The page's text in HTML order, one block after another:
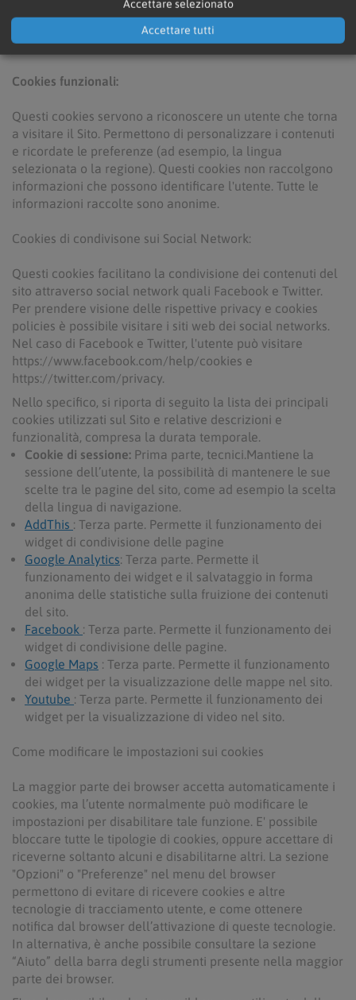
protette del Sito. Questi cookies non raccolgono
informazioni per scopi di marketing e non possono essere
disattivati.
Cookies funzionali:
Questi cookies servono a riconoscere un utente che torna
a visitare il Sito. Permettono di personalizzare i contenuti
e ricordate le preferenze (ad esempio, la lingua
selezionata o la regione). Questi cookies non raccolgono
informazioni che possono identificare l'utente. Tutte le
informazioni raccolte sono anonime.
Cookies di condivisone sui Social Network:
Questi cookies facilitano la condivisione dei contenuti del
sito attraverso social network quali Facebook e Twitter.
Per prendere visione delle rispettive privacy e cookies
policies è possibile visitare i siti web dei social networks.
Nel caso di Facebook e Twitter, l'utente può visitare
https://www.facebook.com/help/cookies e
https://twitter.com/privacy.
Nello specifico, si riporta di seguito la lista dei principali
cookies utilizzati sul Sito e relative descrizioni e
funzionalità, compresa la durata temporale.
Cookie di sessione: Prima parte, tecnici.Mantiene la
sessione dell’utente, la possibilità di mantenere le sue
scelte tra le pagine del sito, come ad esempio la scelta
della lingua di navigazione.
AddThis : Terza parte. Permette il funzionamento dei
widget di condivisione delle pagine
Google Analytics: Terza parte. Permette il
funzionamento dei widget e il salvataggio in forma
anonima delle statistiche sulla fruizione dei contenuti
del sito.
Facebook : Terza parte. Permette il funzionamento dei
widget di condivisione delle pagine.
Google Maps : Terza parte. Permette il funzionamento
dei widget per la visualizzazione delle mappe nel sito.
Youtube : Terza parte. Permette il funzionamento dei
widget per la visualizzazione di video nel sito.
Come modificare le impostazioni sui cookies
La maggior parte dei browser accetta automaticamente i
cookies, ma l’utente normalmente può modificare le
impostazioni per disabilitare tale funzione. E' possibile
bloccare tutte le tipologie di cookies, oppure accettare di
riceverne soltanto alcuni e disabilitarne altri. La sezione
"Opzioni" o "Preferenze" nel menu del browser
permettono di evitare di ricevere cookies e altre
tecnologie di tracciamento utente, e come ottenere
notifica dal browser dell’attivazione di queste tecnologie.
In alternativa, è anche possibile consultare la sezione
“Aiuto” della barra degli strumenti presente nella maggior
parte dei browser.
Accettare selezionato
Accettare tutti